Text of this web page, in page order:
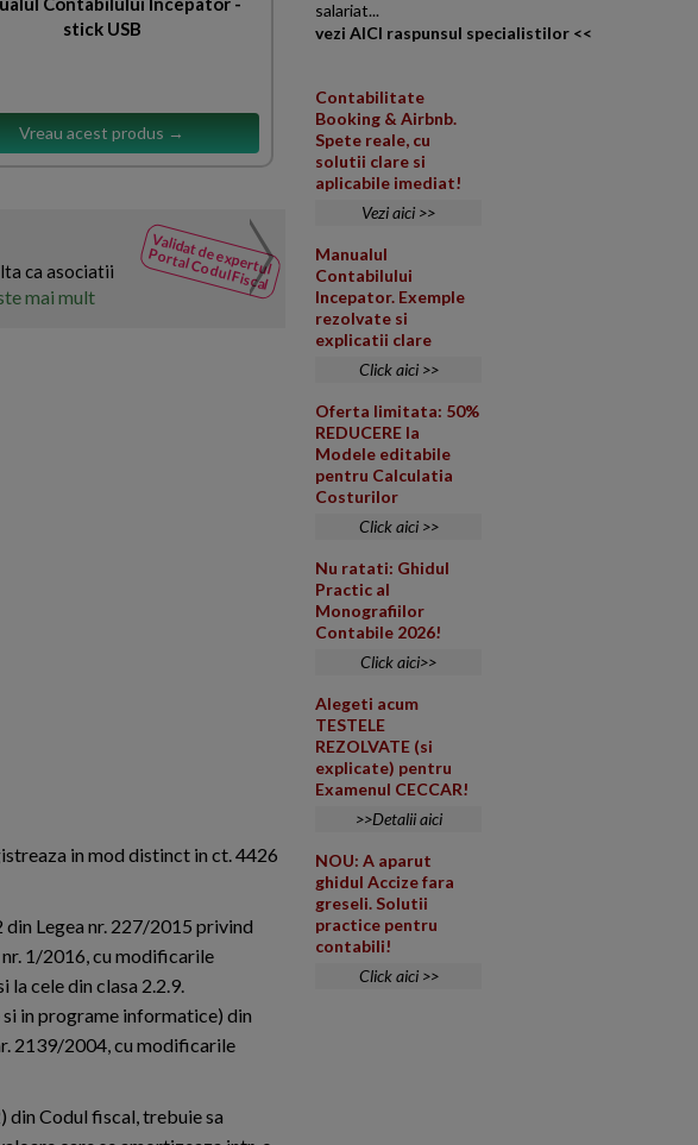
stick USB
Vreau acest produs →
Validat de expertul
Portal Codul Fiscal
ca asociatii
mai mult
NOUTATI
din Codul
Fiscal
o alta persoana juridica ca si
in mod distinct in ct. 4426
Legea nr. 227/2015 privind
1/2016, cu modificarile
cele din clasa 2.2.9.
in programe informatice) din
2139/2004, cu modificarile
Codul fiscal, trebuie sa
salariat...
vezi AICI raspunsul specialistilor <<
Contabilitate
Booking & Airbnb.
Spete reale, cu
solutii clare si
aplicabile imediat!
Vezi aici >>
Manualul
Contabilului
Incepator. Exemple
rezolvate si
explicatii clare
Click aici >>
Oferta limitata: 50%
REDUCERE la
Modele editabile
pentru Calculatia
Costurilor
Click aici >>
Nu ratati: Ghidul
Practic al
Monografiilor
Contabile 2026!
Click aici>>
Alegeti acum
TESTELE
REZOLVATE (si
explicate) pentru
Examenul CECCAR!
>>Detalii aici
NOU: A aparut
ghidul Accize fara
greseli. Solutii
practice pentru
contabili!
Click aici >>